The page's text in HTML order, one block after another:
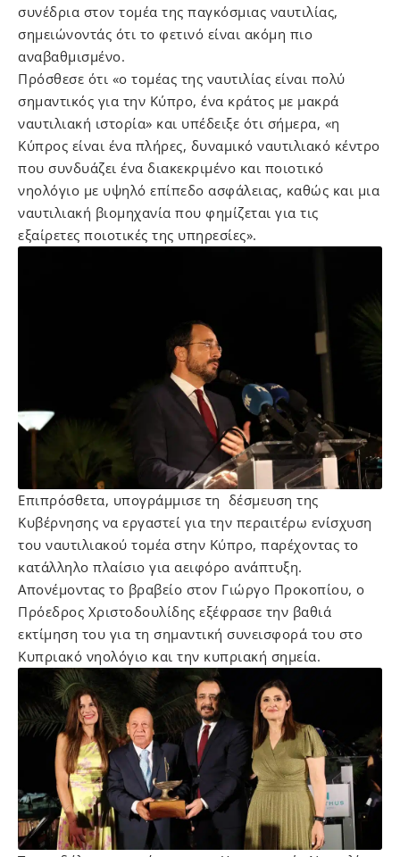
συνέδρια στον τομέα της παγκόσμιας ναυτιλίας,
σημειώνοντάς ότι το φετινό είναι ακόμη πιο
αναβαθμισμένο.
Πρόσθεσε ότι «ο τομέας της ναυτιλίας είναι πολύ
σημαντικός για την Κύπρο, ένα κράτος με μακρά
ναυτιλιακή ιστορία» και υπέδειξε ότι σήμερα, «η
Κύπρος είναι ένα πλήρες, δυναμικό ναυτιλιακό κέντρο
που συνδυάζει ένα διακεκριμένο και ποιοτικό
νηολόγιο με υψηλό επίπεδο ασφάλειας, καθώς και μια
ναυτιλιακή βιομηχανία που φημίζεται για τις
εξαίρετες ποιοτικές της υπηρεσίες».
Επιπρόσθετα, υπογράμμισε τη δέσμευση της
Κυβέρνησης να εργαστεί για την περαιτέρω ενίσχυση
του ναυτιλιακού τομέα στην Κύπρο, παρέχοντας το
κατάλληλο πλαίσιο για αειφόρο ανάπτυξη.
Απονέμοντας το βραβείο στον Γιώργο Προκοπίου, ο
Πρόεδρος Χριστοδουλίδης εξέφρασε την βαθιά
εκτίμηση του για τη σημαντική συνεισφορά του στο
Κυπριακό νηολόγιο και την κυπριακή σημεία.